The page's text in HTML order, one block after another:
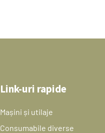
Link-uri rapide
Mașini și utilaje
Consumabile diverse